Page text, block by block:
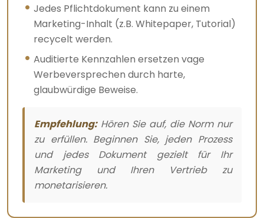
Jedes Pflichtdokument kann zu einem
Marketing-Inhalt (z.B. Whitepaper, Tutorial)
recycelt werden.
Auditierte Kennzahlen ersetzen vage
Werbeversprechen durch harte,
glaubwürdige Beweise.
Empfehlung:Hören Sie auf, die Norm nur
zu erfüllen. Beginnen Sie, jeden Prozess
und jedes Dokument gezielt für Ihr
Marketing und Ihren Vertrieb zu
monetarisieren.